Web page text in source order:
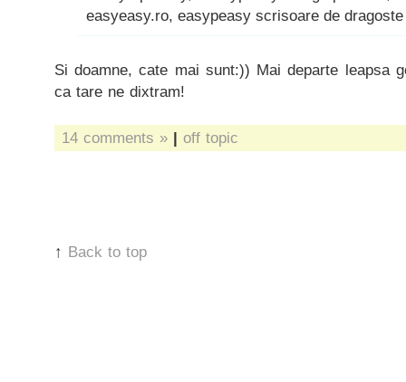
easyeasy.ro, easypeasy scrisoare de
Si doamne, cate mai sunt:)) Mai departe leapsa
ca tare ne dixtram!
14 comments » | off topic
↑ Back to top